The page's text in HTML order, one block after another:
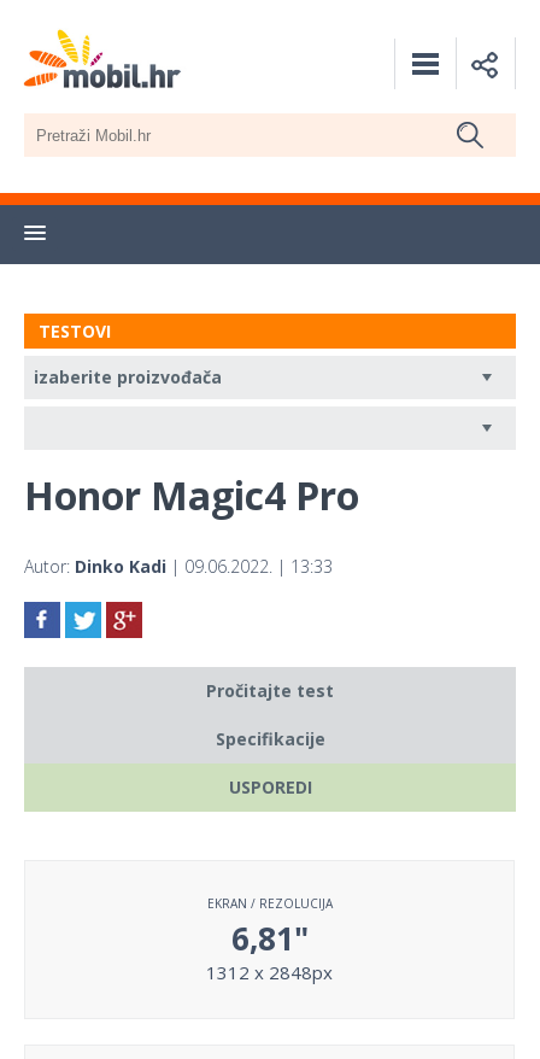
TESTOVI
Honor Magic4 Pro
Autor: Dinko Kadi | 09.06.2022. | 13:33
Pročitajte test
Specifikacije
USPOREDI
EKRAN / REZOLUCIJA
6,81"
1312 x 2848px